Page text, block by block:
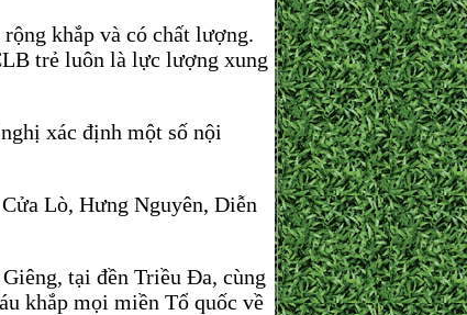
khắp và có chất lượng.
trẻ luôn là lực lượng xung
xác định một số nội
Lò, Hưng Nguyên, Diễn
tại đền Triều Đa, cùng
khắp mọi miền Tổ quốc về